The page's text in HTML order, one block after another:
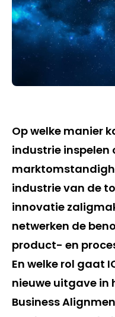
Op welke manier
industrie inspelen
industrie van de
innovatie
netwerken de
product- en
En welke rol gaat
nieuwe uitgave in
Business